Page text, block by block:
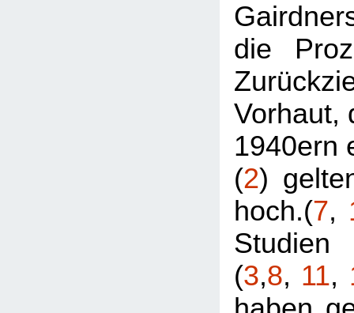
die
Vorhaut,
1940ern
(2)
hoch.(7,
Studien
(3,8, 11,